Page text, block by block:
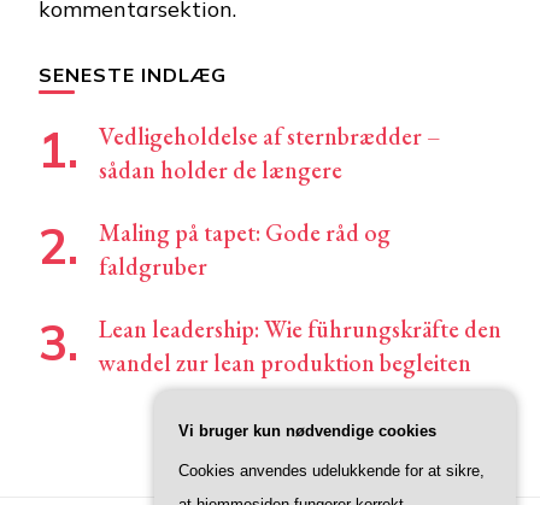
kommentarsektion.
SENESTE INDLÆG
Vedligeholdelse af sternbrædder –
sådan holder de længere
Maling på tapet: Gode råd og
faldgruber
Lean leadership: Wie führungskräfte den
wandel zur lean produktion begleiten
Vi bruger kun nødvendige cookies
Cookies anvendes udelukkende for at sikre,